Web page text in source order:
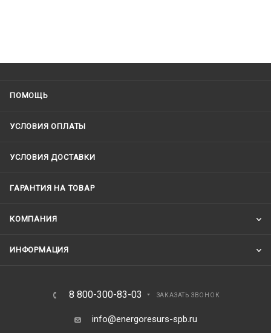
ПОМОЩЬ
УСЛОВИЯ ОПЛАТЫ
УСЛОВИЯ ДОСТАВКИ
ГАРАНТИЯ НА ТОВАР
КОМПАНИЯ
ИНФОРМАЦИЯ
8 800-300-83-03 ЗАКАЗАТЬ ЗВОНОК
info@energoresurs-spb.ru